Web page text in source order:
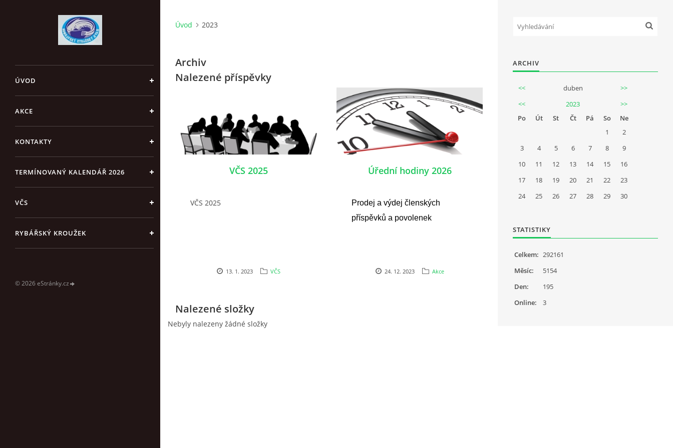
ÚVOD
AKCE
KONTAKTY
TERMÍNOVANÝ KALENDÁŘ 2026
VČS
RYBÁŘSKÝ KROUŽEK
© 2026 eStránky.cz
Úvod 2023
Archiv
Nalezené příspěvky
VČS 2025
VČS 2025
13. 1. 2023 VČS
Úřední hodiny 2026
Prodej a výdej členských
příspěvků a povolenek
24. 12. 2023 Akce
Nalezené složky
Nebyly nalezeny žádné složky
ARCHIV
<< duben
>>
<<
2023
>>
Po
Út St Čt Pá So
Ne
1
2
3
4 5 6 7 8
9
10
11 12 13 14 15
16
17
18 19 20 21 22
23
24
25 26 27 28 29 30
STATISTIKY
Online: 3
Celkem: 292161
Měsíc:
5154
Den:
195